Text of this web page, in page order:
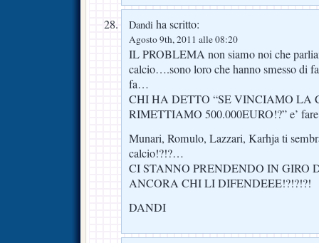
Dandi ha scritto:
Agosto 9th, 2011 alle 08:20
IL PROBLEMA non siamo noi che
calcio….sono loro che hanno smesso di
fa…
CHI HA DETTO “SE VINCIAMO LA
RIMETTIAMO 500.000EURO!?” e’
Munari, Romulo, Lazzari, Karhja ti
calcio!?!?…
CI STANNO PRENDENDO IN GIRO
ANCORA CHI LI DIFENDEEE!?!?!?!
DANDI